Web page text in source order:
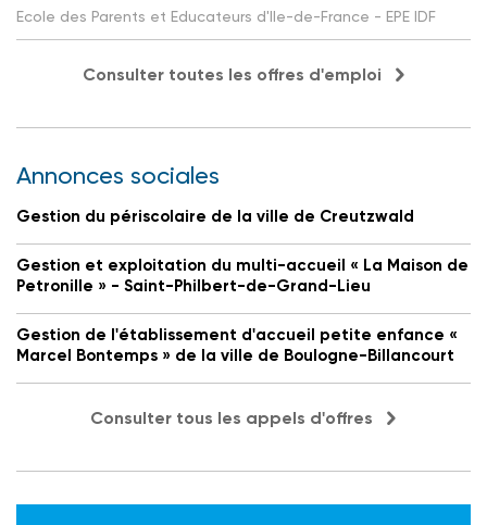
Ecole des Parents et Educateurs d'Ile-de-France - EPE IDF
Consulter toutes les offres d'emploi
Annonces sociales
Gestion du périscolaire de la ville de Creutzwald
Gestion et exploitation du multi-accueil « La Maison de
Petronille » - Saint-Philbert-de-Grand-Lieu
Gestion de l'établissement d'accueil petite enfance «
Marcel Bontemps » de la ville de Boulogne-Billancourt
Consulter tous les appels d'offres